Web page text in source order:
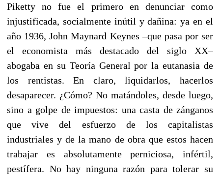
Piketty no fue el primero en denunciar como
injustificada, socialmente inútil y dañina: ya en el
año 1936, John Maynard Keynes –que pasa por ser
el economista más destacado del siglo XX–
abogaba en su Teoría General por la eutanasia de
los rentistas. En claro, liquidarlos, hacerlos
desaparecer. ¿Cómo? No matándoles, desde luego,
sino a golpe de impuestos: una casta de zánganos
que vive del esfuerzo de los capitalistas
industriales y de la mano de obra que estos hacen
trabajar es absolutamente perniciosa, infértil,
pestífera. No hay ninguna razón para tolerar su